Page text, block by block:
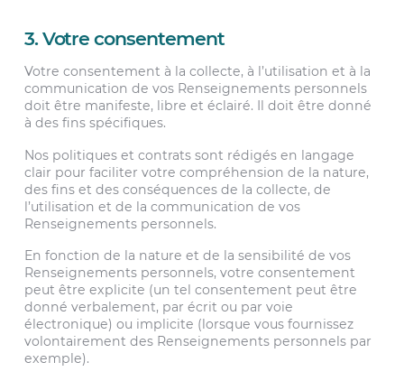
3. Votre consentement
Votre consentement à la collecte, à l’utilisation et à la
communication de vos Renseignements personnels
doit être manifeste, libre et éclairé. Il doit être donné
à des fins spécifiques.
Nos politiques et contrats sont rédigés en langage
clair pour faciliter votre compréhension de la nature,
des fins et des conséquences de la collecte, de
l’utilisation et de la communication de vos
Renseignements personnels.
En fonction de la nature et de la sensibilité de vos
Renseignements personnels, votre consentement
peut être explicite (un tel consentement peut être
donné verbalement, par écrit ou par voie
électronique) ou implicite (lorsque vous fournissez
volontairement des Renseignements personnels par
exemple).